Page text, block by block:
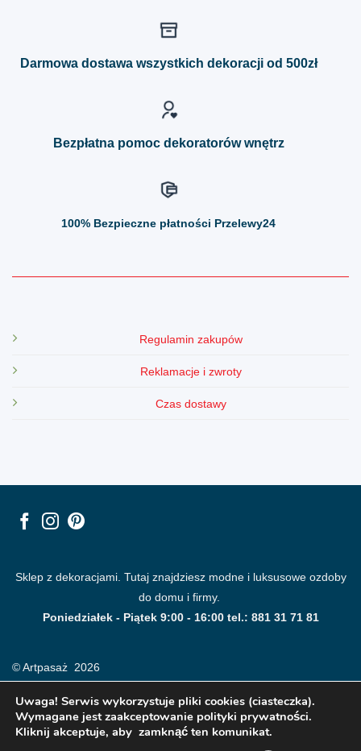
można
Darmowa dostawa wszystkich dekoracji od 500zł
Bezpłatna pomoc dekoratorów wnętrz
100% Bezpieczne płatności Przelewy24
Regulamin zakupów
Reklamacje i zwroty
Czas dostawy
Sklep z dekoracjami. Tutaj znajdziesz modne i luksusowe ozdoby
do domu i firmy.
Poniedziałek - Piątek 9:00 - 16:00 tel.: 881 31 71 81
© Artpasaż 2026
Uwaga! Serwis wykorzystuje pliki cookies (ciasteczka).
Wymagane jest zaakceptowanie polityki prywatności.
Kliknij akceptuje, aby zamknąć ten komunikat.